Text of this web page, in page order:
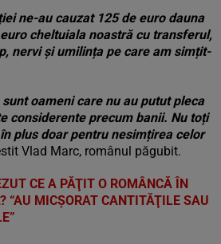
ne-au cauzat 125 de euro dauna
cheltuiala noastră cu transferul,
nervi și umilința pe care am simțit-
oameni care nu au putut pleca
considerente precum banii. Nu toți
plus doar pentru nesimțirea celor
Vlad Marc, românul păgubit.
CE A PĂŢIT O ROMÂNCĂ ÎN
“AU MICŞORAT CANTITĂŢILE SAU